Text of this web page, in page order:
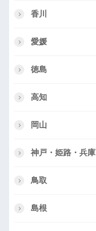
香川
愛媛
徳島
高知
岡山
神戸・姫路・兵庫
鳥取
島根